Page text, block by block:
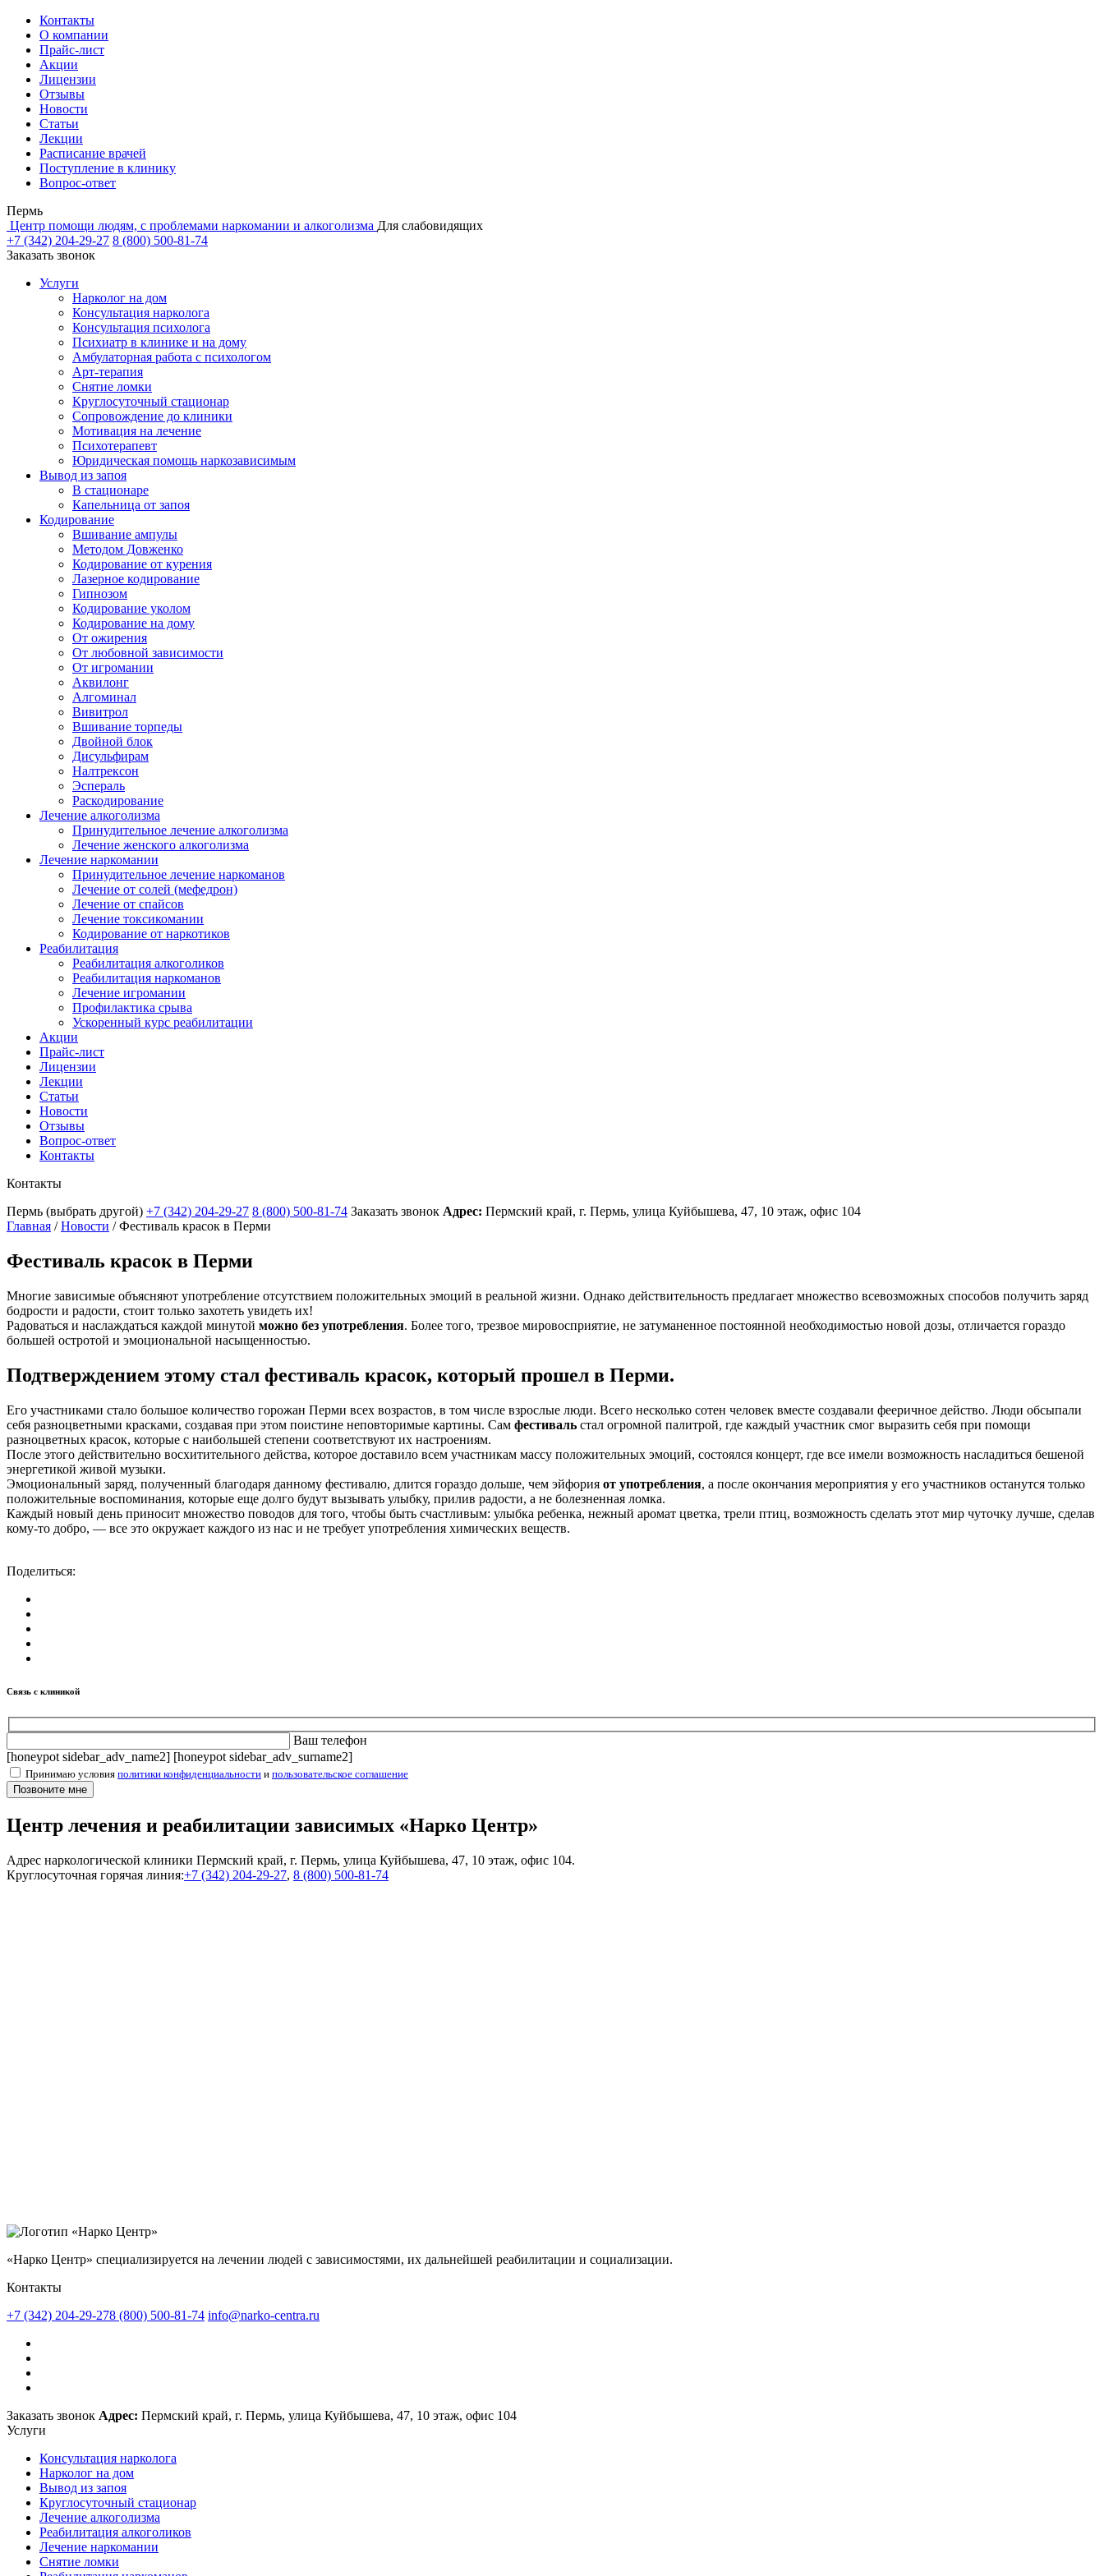
Контакты
О компании
Прайс-лист
Акции
Лицензии
Отзывы
Новости
Статьи
Лекции
Расписание врачей
Поступление в клинику
Вопрос-ответ
Пермь
Центр помощи людям, с проблемами наркомании и алкоголизма Для слабовидящих
+7 (342) 204-29-27 8 (800) 500-81-74
Заказать звонок
Услуги
Нарколог на дом
Консультация нарколога
Консультация психолога
Психиатр в клинике и на дому
Амбулаторная работа с психологом
Арт-терапия
Снятие ломки
Круглосуточный стационар
Сопровождение до клиники
Мотивация на лечение
Психотерапевт
Юридическая помощь наркозависимым
Вывод из запоя
В стационаре
Капельница от запоя
Кодирование
Вшивание ампулы
Методом Довженко
Кодирование от курения
Лазерное кодирование
Гипнозом
Кодирование уколом
Кодирование на дому
От ожирения
От любовной зависимости
От игромании
Аквилонг
Алгоминал
Вивитрол
Вшивание торпеды
Двойной блок
Дисульфирам
Налтрексон
Эспераль
Раскодирование
Лечение алкоголизма
Принудительное лечение алкоголизма
Лечение женского алкоголизма
Лечение наркомании
Принудительное лечение наркоманов
Лечение от солей (мефедрон)
Лечение от спайсов
Лечение токсикомании
Кодирование от наркотиков
Реабилитация
Реабилитация алкоголиков
Реабилитация наркоманов
Лечение игромании
Профилактика срыва
Ускоренный курс реабилитации
Акции
Прайс-лист
Лицензии
Лекции
Статьи
Новости
Отзывы
Вопрос-ответ
Контакты
Контакты
Пермь (выбрать другой) +7 (342) 204-29-27 8 (800) 500-81-74 Заказать звонок Адрес: Пермский край, г. Пермь, улица Куйбышева, 47, 10 этаж, офис 104
Главная /Новости /Фестиваль красок в Перми
Фестиваль красок в Перми
Многие зависимые объясняют употребление отсутствием положительных эмоций в реальной жизни. Однако действительность предлагает множество всевозможных способов получить заряд
бодрости и радости, стоит только захотеть увидеть их!
Радоваться и наслаждаться каждой минутой можно без употребления. Более того, трезвое мировосприятие, не затуманенное постоянной необходимостью новой дозы, отличается гораздо
большей остротой и эмоциональной насыщенностью.
Подтверждением этому стал фестиваль красок, который прошел в Перми.
Его участниками стало большое количество горожан Перми всех возрастов, в том числе взрослые люди. Всего несколько сотен человек вместе создавали фееричное действо. Люди обсыпали
себя разноцветными красками, создавая при этом поистине неповторимые картины. Сам фестиваль стал огромной палитрой, где каждый участник смог выразить себя при помощи
разноцветных красок, которые с наибольшей степени соответствуют их настроениям.
После этого действительно восхитительного действа, которое доставило всем участникам массу положительных эмоций, состоялся концерт, где все имели возможность насладиться бешеной
энергетикой живой музыки.
Эмоциональный заряд, полученный благодаря данному фестивалю, длится гораздо дольше, чем эйфория от употребления, а после окончания мероприятия у его участников останутся только
положительные воспоминания, которые еще долго будут вызывать улыбку, прилив радости, а не болезненная ломка.
Каждый новый день приносит множество поводов для того, чтобы быть счастливым: улыбка ребенка, нежный аромат цветка, трели птиц, возможность сделать этот мир чуточку лучше, сделав
кому-то добро, — все это окружает каждого из нас и не требует употребления химических веществ.
Поделиться:
Связь с клиникой
Ваш телефон
[honeypot sidebar_adv_name2] [honeypot sidebar_adv_surname2]
Принимаю условия политики конфиденциальности и пользовательское соглашение
Центр лечения и реабилитации зависимых «Нарко Центр»
Адрес наркологической клиники Пермский край, г. Пермь, улица Куйбышева, 47, 10 этаж, офис 104.
Круглосуточная горячая линия:+7 (342) 204-29-27, 8 (800) 500-81-74
«Нарко Центр» специализируется на лечении людей с зависимостями, их дальнейшей реабилитации и социализации.
Контакты
+7 (342) 204-29-278 (800) 500-81-74 info@narko-centra.ru
Заказать звонок Адрес: Пермский край, г. Пермь, улица Куйбышева, 47, 10 этаж, офис 104
Услуги
Консультация нарколога
Нарколог на дом
Вывод из запоя
Круглосуточный стационар
Лечение алкоголизма
Реабилитация алкоголиков
Лечение наркомании
Снятие ломки